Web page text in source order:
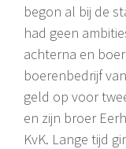
begon al bij de
had geen
achterna en
boerenbedrijf
geld op voor
en zijn broer
KvK. Lange tijd